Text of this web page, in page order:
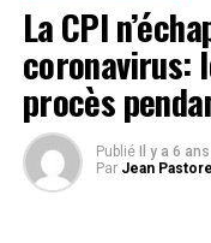
La CPI
coronavirus:
procès
Publié Il y a 6 ans
Par Jean Pastore